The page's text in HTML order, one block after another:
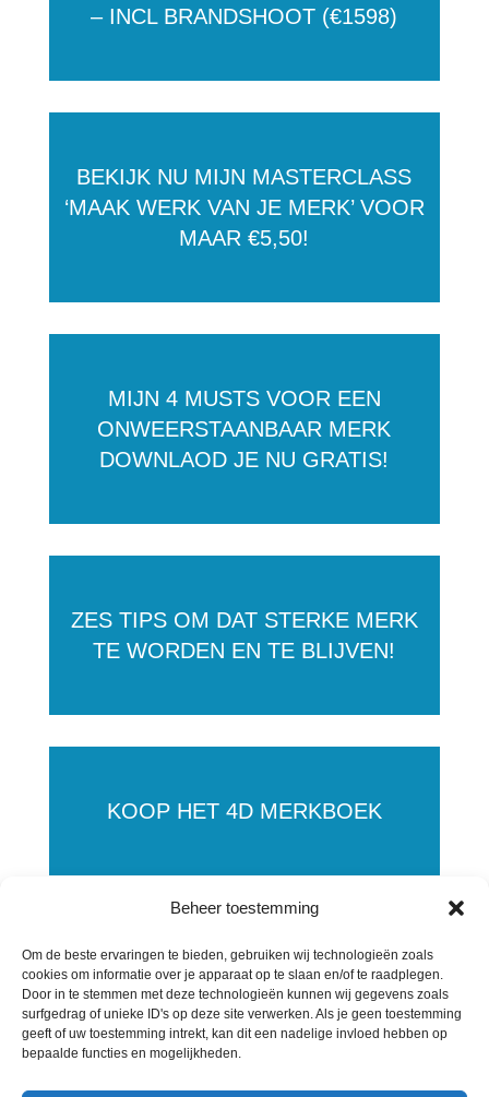
Beheer toestemming
Om de beste ervaringen te bieden, gebruiken wij technologieën zoals
cookies om informatie over je apparaat op te slaan en/of te raadplegen.
Door in te stemmen met deze technologieën kunnen wij gegevens zoals
surfgedrag of unieke ID's op deze site verwerken. Als je geen toestemming
geeft of uw toestemming intrekt, kan dit een nadelige invloed hebben op
bepaalde functies en mogelijkheden.
– INCL BRANDSHOOT (€1598)
BEKIJK NU MIJN MASTERCLASS
‘MAAK WERK VAN JE MERK’ VOOR
MAAR €5,50!
MIJN 4 MUSTS VOOR EEN
ONWEERSTAANBAAR MERK
DOWNLAOD JE NU GRATIS!
ZES TIPS OM DAT STERKE MERK
TE WORDEN EN TE BLIJVEN!
KOOP HET 4D MERKBOEK
KOOP HET 4D MERKMODEL